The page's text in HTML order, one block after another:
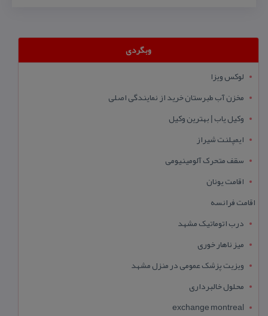
وبگردی
لوکس ویزا
مخزن آب طبرستان خرید از نمایندگی اصلی
وکیل یاب | بهترین وکیل
ایمپلنت شیراز
سقف متحرک آلومینیومی
اقامت یونان
اقامت فرانسه
درب اتوماتیک مشهد
میز ناهار خوری
ویزیت پزشک عمومی در منزل مشهد
محلول خالبرداری
exchange montreal